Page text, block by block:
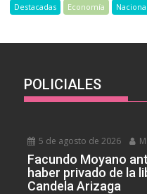
Destacadas Economía
POLICIALES
5 de agosto de 2026
Facundo Moyano
haber privado de la
Candela Arizaga